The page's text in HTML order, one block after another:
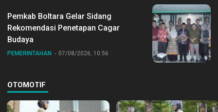
Pemkab Boltara Gelar Sidang
Rekomendasi Penetapan Cagar
Budaya
PEMERINTAHAN 07/08/2026, 10:56
OTOMOTIF